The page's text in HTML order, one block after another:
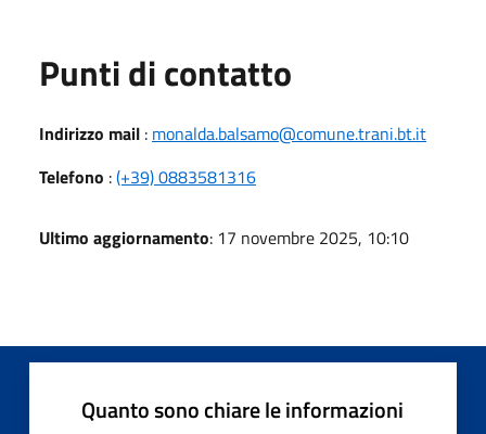
Punti di contatto
Indirizzo mail : monalda.balsamo@comune.trani.bt.it
Telefono :(+39) 0883581316
Ultimo aggiornamento: 17 novembre 2025, 10:10
Quanto sono chiare le informazioni